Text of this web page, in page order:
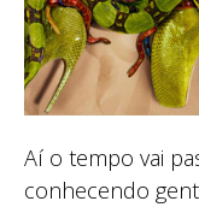
Aí o tempo vai
conhecendo